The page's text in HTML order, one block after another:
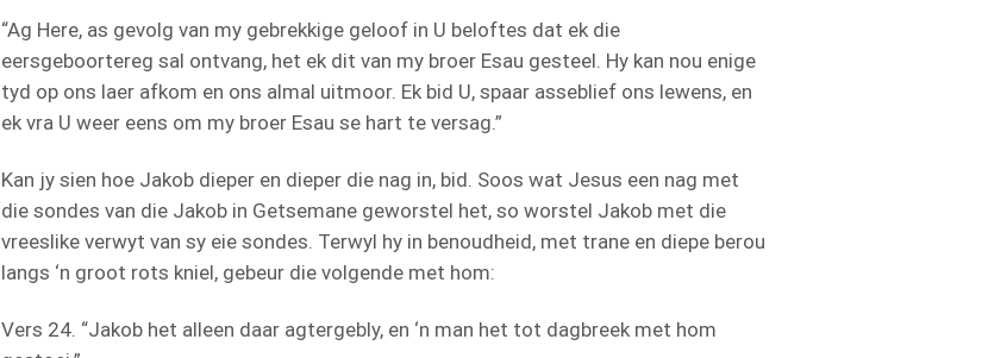
“Ag Here, as gevolg van my gebrekkige geloof in U beloftes dat ek die
eersgeboortereg sal ontvang, het ek dit van my broer Esau gesteel. Hy kan nou enige
tyd op ons laer afkom en ons almal uitmoor. Ek bid U, spaar asseblief ons lewens, en
ek vra U weer eens om my broer Esau se hart te versag.”
Kan jy sien hoe Jakob dieper en dieper die nag in, bid. Soos wat Jesus een nag met
die sondes van die Jakob in Getsemane geworstel het, so worstel Jakob met die
vreeslike verwyt van sy eie sondes. Terwyl hy in benoudheid, met trane en diepe berou
langs ‘n groot rots kniel, gebeur die volgende met hom:
Vers 24. “Jakob het alleen daar agtergebly, en ‘n man het tot dagbreek met hom